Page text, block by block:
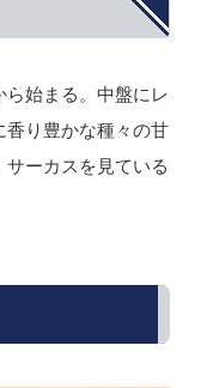
始まる。中盤にレ
香り豊かな種々の甘
ーカスを見ている